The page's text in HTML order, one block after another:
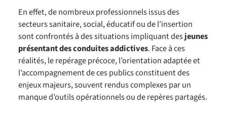
En effet, de nombreux professionnels issus des
secteurs sanitaire, social, éducatif ou de l’insertion
sont confrontés à des situations impliquant desjeunes
présentant des conduites addictives. Face à ces
réalités, le repérage précoce, l’orientation adaptée et
l’accompagnement de ces publics constituent des
enjeux majeurs, souvent rendus complexes par un
manque d’outils opérationnels ou de repères partagés.